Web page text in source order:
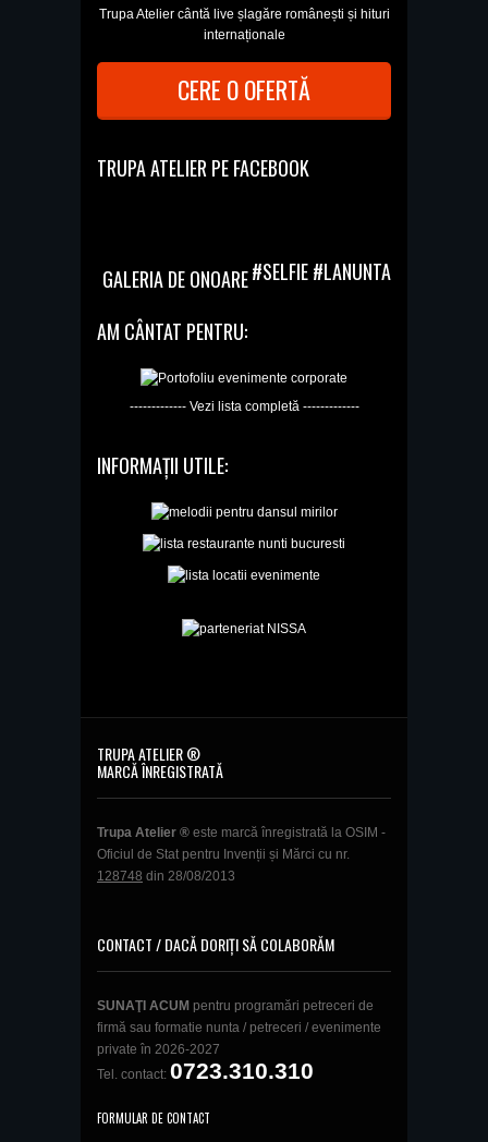
Trupa Atelier cântă live șlagăre românești și hituri
internaționale
CERE O OFERTĂ
TRUPA ATELIER PE FACEBOOK
GALERIA DE ONOARE#SELFIE #LANUNTA
AM CÂNTAT PENTRU:
------------- Vezi lista completă -------------
INFORMAȚII UTILE:
TRUPA ATELIER ®
MARCĂ ÎNREGISTRATĂ
Trupa Atelier ® este marcă înregistrată la OSIM -
Oficiul de Stat pentru Invenții și Mărci cu nr.
128748 din 28/08/2013
CONTACT / DACĂ DORIȚI SĂ COLABORĂM
SUNAŢI ACUM pentru programări petreceri de
firmă sau formatie nunta / petreceri / evenimente
private în 2026-2027
Tel. contact: 0723.310.310
FORMULAR DE CONTACT